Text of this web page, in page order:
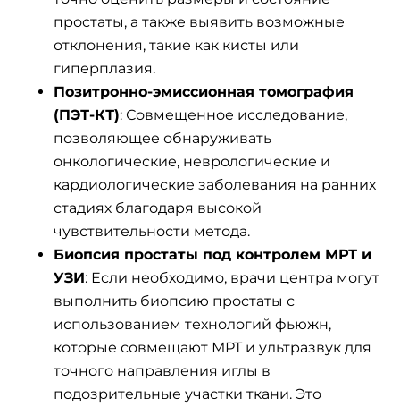
простаты, а также выявить возможные
отклонения, такие как кисты или
гиперплазия.
Позитронно-эмиссионная томография
(ПЭТ-КТ): Совмещенное исследование,
позволяющее обнаруживать
онкологические, неврологические и
кардиологические заболевания на ранних
стадиях благодаря высокой
чувствительности метода.
Биопсия простаты под контролем МРТ и
УЗИ: Если необходимо, врачи центра могут
выполнить биопсию простаты с
использованием технологий фьюжн,
которые совмещают МРТ и ультразвук для
точного направления иглы в
подозрительные участки ткани. Это